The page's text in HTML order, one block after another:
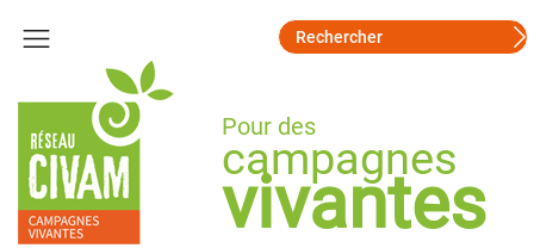
Pour des
campagnes
vivantes